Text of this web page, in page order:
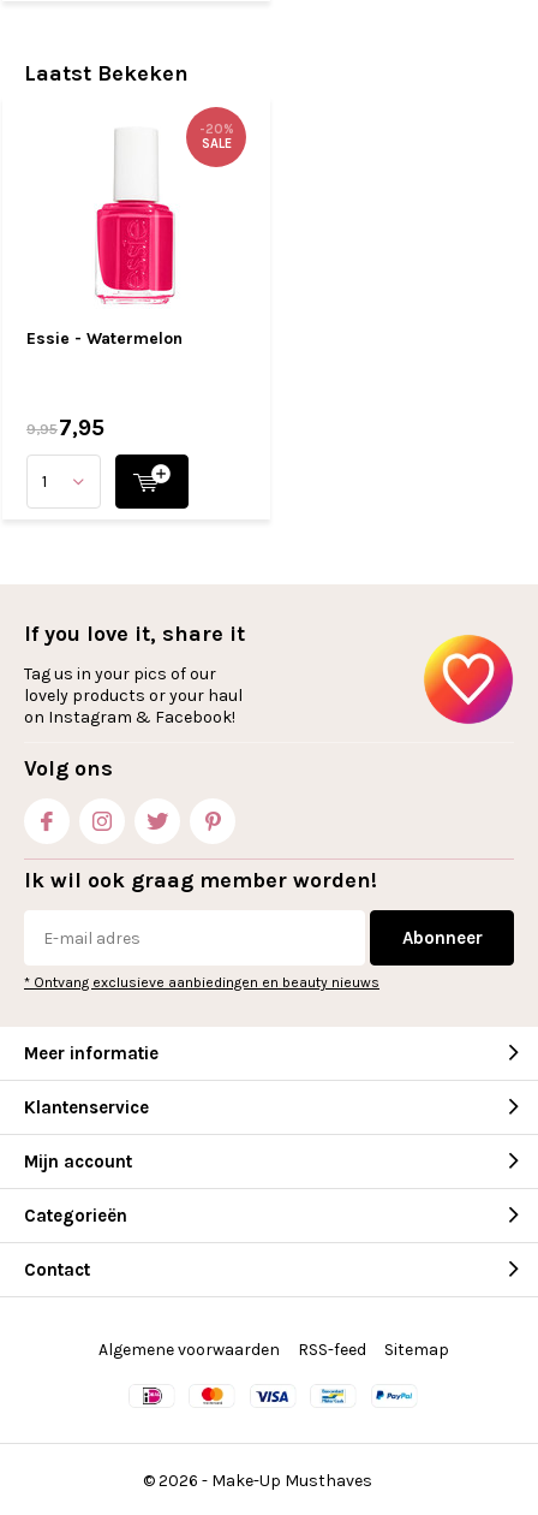
Laatst Bekeken
Essie - Watermelon
-20%
SALE
9,957,95
If you love it, share it
Tag us in your pics of our
lovely products or your haul
on Instagram & Facebook!
Volg ons
Ik wil ook graag member worden!
Abonneer
* Ontvang exclusieve aanbiedingen en beauty nieuws
Meer informatie
Klantenservice
Mijn account
Categorieën
Contact
© 2026 - Make-Up Musthaves
Algemene voorwaarden RSS-feed Sitemap